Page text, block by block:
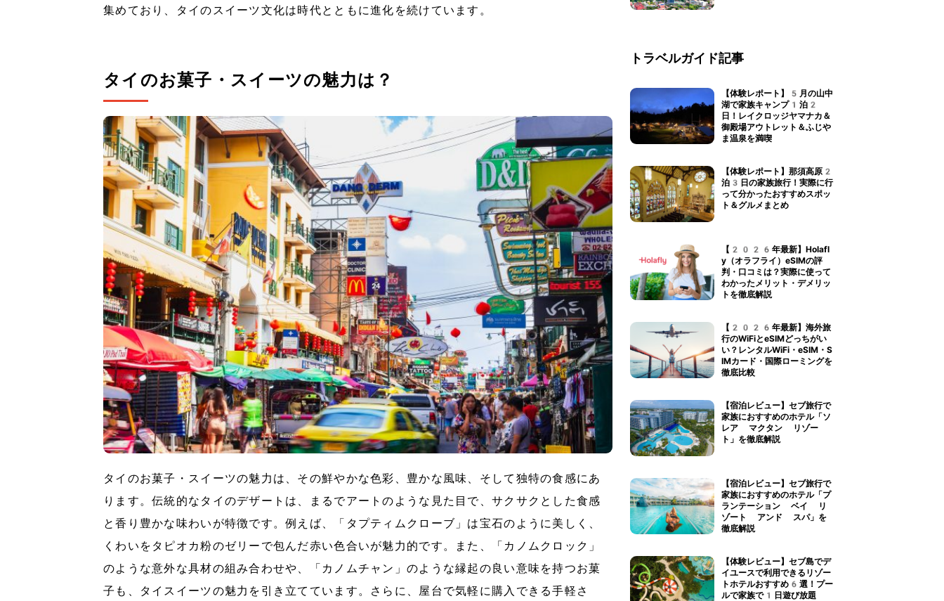
集めており、タイのスイーツ文化は時代とともに進化を続けています。
タイのお菓子・スイーツの魅力は？
タイのお菓子・スイーツの魅力は、その鮮やかな色彩、豊かな風味、そして独特の食感にあ
ります。伝統的なタイのデザートは、まるでアートのような見た目で、サクサクとした食感
と香り豊かな味わいが特徴です。例えば、「タプティムクローブ」は宝石のように美しく、
くわいをタピオカ粉のゼリーで包んだ赤い色合いが魅力的です。また、「カノムクロック」
のような意外な具材の組み合わせや、「カノムチャン」のような縁起の良い意味を持つお菓
子も、タイスイーツの魅力を引き立てています。さらに、屋台で気軽に購入できる手軽さ
トラベルガイド記事
【体験レポート】5月の山中
湖で家族キャンプ1泊2
日！レイクロッジヤマナカ＆
御殿場アウトレット＆ふじや
ま温泉を満喫
【体験レポート】那須高原2
泊3日の家族旅行！実際に行
って分かったおすすめスポッ
ト＆グルメまとめ
【2026年最新】Holafl
y（オラフライ）eSIMの評
判・口コミは？実際に使って
わかったメリット・デメリッ
トを徹底解説
【2026年最新】海外旅
行のWiFiとeSIMどっちがい
い？レンタルWiFi・eSIM・S
IMカード・国際ローミングを
徹底比較
【宿泊レビュー】セブ旅行で
家族におすすめのホテル「ソ
レア マクタン リゾー
ト」を徹底解説
【宿泊レビュー】セブ旅行で
家族におすすめのホテル「プ
ランテーション ベイ リ
ゾート アンド スパ」を
徹底解説
【体験レビュー】セブ島でデ
イユースで利用できるリゾー
トホテルおすすめ6選！プー
ルで家族で1日遊び放題